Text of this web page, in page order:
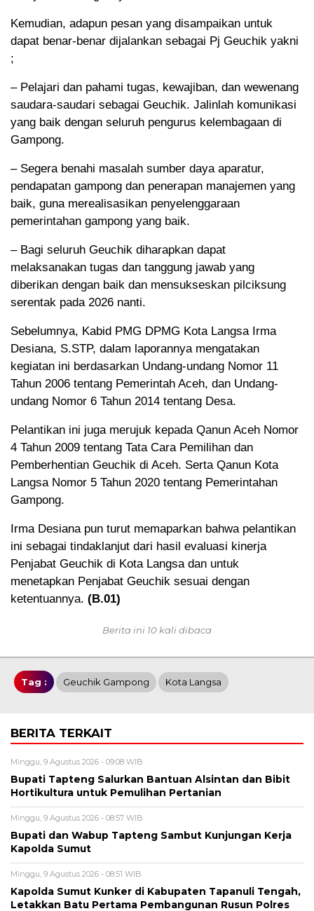
Kemudian, adapun pesan yang disampaikan untuk
dapat benar-benar dijalankan sebagai Pj Geuchik yakni
;
– Pelajari dan pahami tugas, kewajiban, dan wewenang
saudara-saudari sebagai Geuchik. Jalinlah komunikasi
yang baik dengan seluruh pengurus kelembagaan di
Gampong.
– Segera benahi masalah sumber daya aparatur,
pendapatan gampong dan penerapan manajemen yang
baik, guna merealisasikan penyelenggaraan
pemerintahan gampong yang baik.
– Bagi seluruh Geuchik diharapkan dapat
melaksanakan tugas dan tanggung jawab yang
diberikan dengan baik dan mensukseskan pilciksung
serentak pada 2026 nanti.
Sebelumnya, Kabid PMG DPMG Kota Langsa Irma
Desiana, S.STP, dalam laporannya mengatakan
kegiatan ini berdasarkan Undang-undang Nomor 11
Tahun 2006 tentang Pemerintah Aceh, dan Undang-
undang Nomor 6 Tahun 2014 tentang Desa.
Pelantikan ini juga merujuk kepada Qanun Aceh Nomor
4 Tahun 2009 tentang Tata Cara Pemilihan dan
Pemberhentian Geuchik di Aceh. Serta Qanun Kota
Langsa Nomor 5 Tahun 2020 tentang Pemerintahan
Gampong.
Irma Desiana pun turut memaparkan bahwa pelantikan
ini sebagai tindaklanjut dari hasil evaluasi kinerja
Penjabat Geuchik di Kota Langsa dan untuk
menetapkan Penjabat Geuchik sesuai dengan
ketentuannya. (B.01)
Berita ini 10 kali dibaca
Tag : Geuchik Gampong Kota Langsa
BERITA TERKAIT
Minggu, 9 Agustus 2026 - 09:08 WIB
Bupati Tapteng Salurkan Bantuan Alsintan dan Bibit
Hortikultura untuk Pemulihan Pertanian
Minggu, 9 Agustus 2026 - 08:57 WIB
Bupati dan Wabup Tapteng Sambut Kunjungan Kerja
Kapolda Sumut
Minggu, 9 Agustus 2026 - 08:51 WIB
Kapolda Sumut Kunker di Kabupaten Tapanuli Tengah,
Letakkan Batu Pertama Pembangunan Rusun Polres